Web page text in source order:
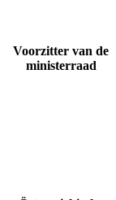
Voorzitter van de
ministerraad